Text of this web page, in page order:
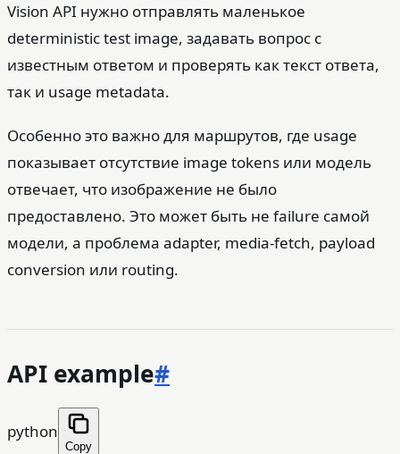
Vision API нужно отправлять маленькое
deterministic test image, задавать вопрос с
известным ответом и проверять как текст ответа,
так и usage metadata.
Особенно это важно для маршрутов, где usage
показывает отсутствие image tokens или модель
отвечает, что изображение не было
предоставлено. Это может быть не failure самой
модели, а проблема adapter, media-fetch, payload
conversion или routing.
API example#
python
Copy